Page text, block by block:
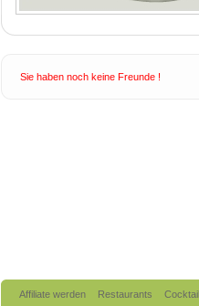
Sie haben noch keine Freunde !
Affiliate werden Restaurants